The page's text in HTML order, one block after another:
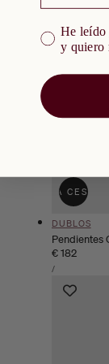
A LA CESTA
Proveedor:
DUBLOS
Pendientes
Precio
habitual
€ 182
PRECIO
UNITARIO
/POR
He leído y
He leído
y quiero